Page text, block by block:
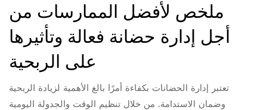
ملخص لأفضل الممارسات من
أجل إدارة حضانة فعالة وتأثيرها
على الربحية
تعتبر إدارة الحضانات بكفاءة أمرًا بالغ الأهمية لزيادة الربحية
وضمان الاستدامة. من خلال تنظيم الوقت والجدولة اليومية